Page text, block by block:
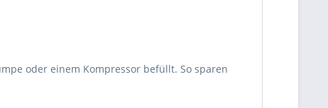
oder einem Kompressor befüllt. So sparen